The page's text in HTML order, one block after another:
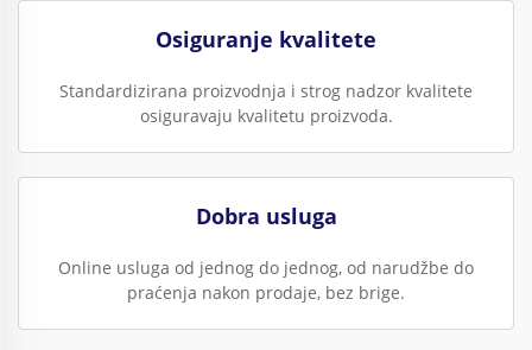
Osiguranje kvalitete
Standardizirana proizvodnja i strog nadzor kvalitete
osiguravaju kvalitetu proizvoda.
Dobra usluga
Online usluga od jednog do jednog, od narudžbe do
praćenja nakon prodaje, bez brige.